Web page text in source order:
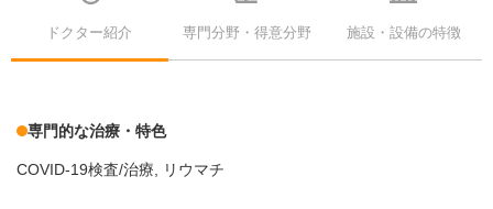
ドクター紹介 専門分野・得意分野 施設・設備の特徴
専門的な治療・特色
COVID-19検査/治療 リウマチ